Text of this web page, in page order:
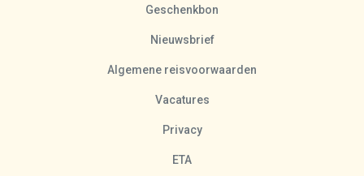
Geschenkbon
Nieuwsbrief
Algemene reisvoorwaarden
Vacatures
Privacy
ETA